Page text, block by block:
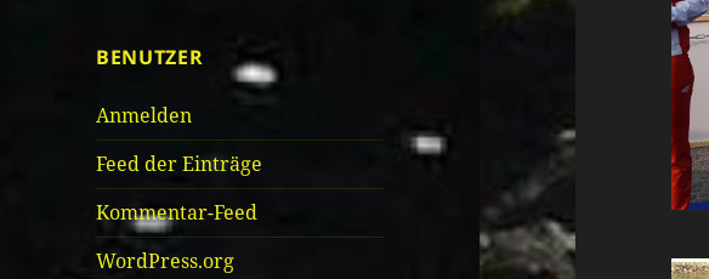
BENUTZER
Anmelden
Feed der Einträge
Kommentar-Feed
WordPress.org